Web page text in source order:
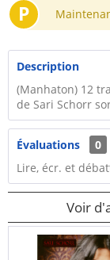
P
Description
(Manhaton) 12
de Sari Schorr
Évaluations
0
Lire, écr. et
Voir